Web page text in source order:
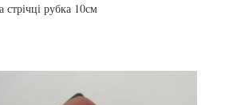
стрічці рубка 10см